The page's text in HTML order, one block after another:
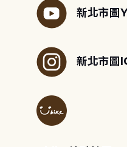
新北市圖
新北市圖